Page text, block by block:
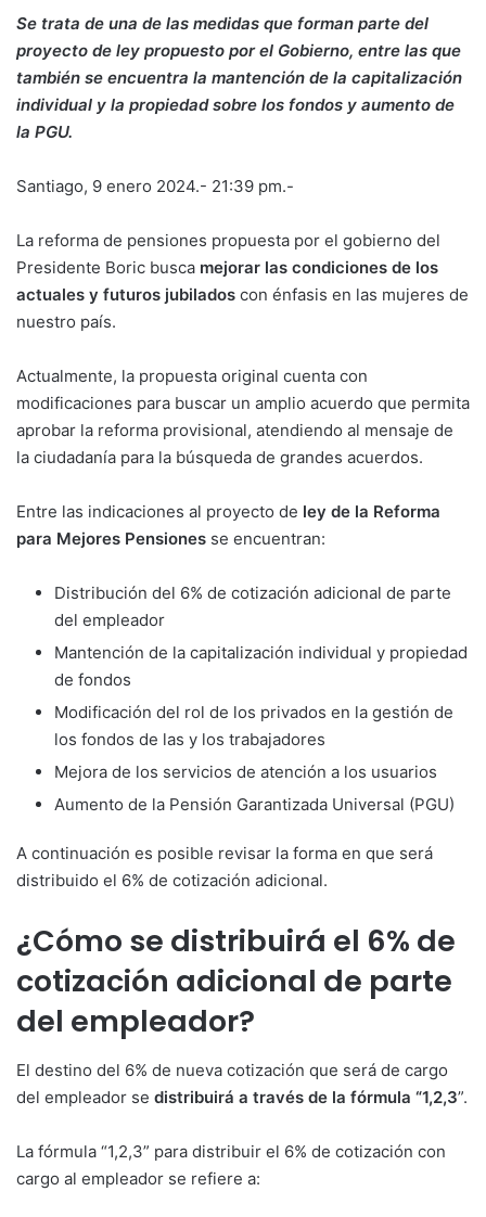
Se trata de una de las medidas que forman parte del
proyecto de ley propuesto por el Gobierno, entre las que
también se encuentra la mantención de la capitalización
individual y la propiedad sobre los fondos y aumento de
la PGU.
Santiago, 9 enero 2024.- 21:39 pm.-
La reforma de pensiones propuesta por el gobierno del
Presidente Boric busca mejorar las condiciones de los
actuales y futuros jubilados con énfasis en las mujeres de
nuestro país.
Actualmente, la propuesta original cuenta con
modificaciones para buscar un amplio acuerdo que permita
aprobar la reforma provisional, atendiendo al mensaje de
la ciudadanía para la búsqueda de grandes acuerdos.
Entre las indicaciones al proyecto de ley de la Reforma
para Mejores Pensiones se encuentran:
Distribución del 6% de cotización adicional de parte
del empleador
Mantención de la capitalización individual y propiedad
de fondos
Modificación del rol de los privados en la gestión de
los fondos de las y los trabajadores
Mejora de los servicios de atención a los usuarios
Aumento de la Pensión Garantizada Universal (PGU)
A continuación es posible revisar la forma en que será
distribuido el 6% de cotización adicional.
¿Cómo se distribuirá el 6% de
cotización adicional de parte
del empleador?
El destino del 6% de nueva cotización que será de cargo
del empleador se distribuirá a través de la fórmula “1,2,3”.
La fórmula “1,2,3” para distribuir el 6% de cotización con
cargo al empleador se refiere a: